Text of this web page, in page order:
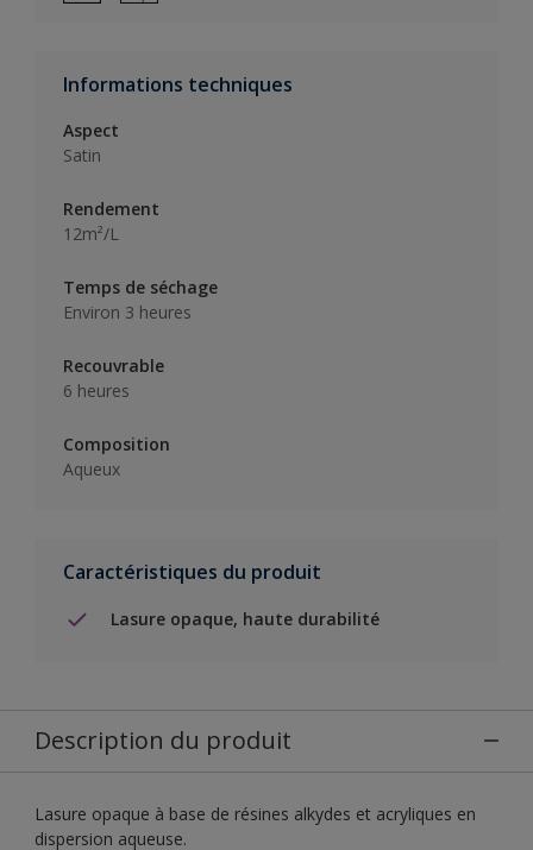
Informations techniques
Aspect
Satin
Rendement
12m²/L
Temps de séchage
Environ 3 heures
Recouvrable
6 heures
Composition
Aqueux
Caractéristiques du produit
Lasure opaque, haute durabilité
Description du produit
Lasure opaque à base de résines alkydes et acryliques en
dispersion aqueuse.